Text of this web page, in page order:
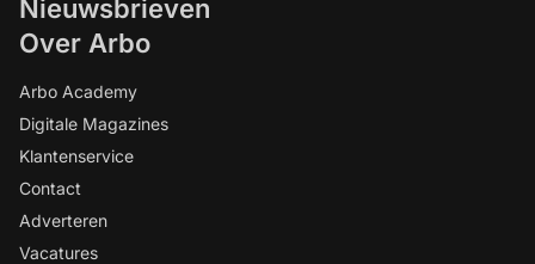
Nieuwsbrieven
Over Arbo
Arbo Academy
Digitale Magazines
Klantenservice
Contact
Adverteren
Vacatures